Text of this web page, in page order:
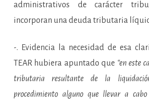
administrativos de carácter
incorporan una deuda tributaria
-. Evidencia la necesidad de esa
TEAR hubiera apuntado que “en este
tributaria resultante de la
procedimiento alguno que llevar a